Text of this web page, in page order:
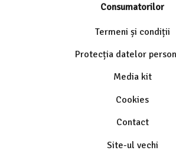
Consumatorilor
Termeni și condiții
Protecția datelor
Media kit
Cookies
Contact
Site-ul vechi